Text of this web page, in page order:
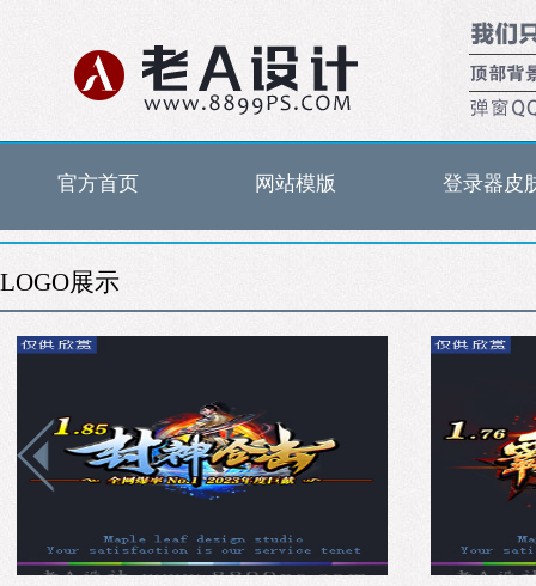
官方首页 网站模版 登录器皮
LOGO展示